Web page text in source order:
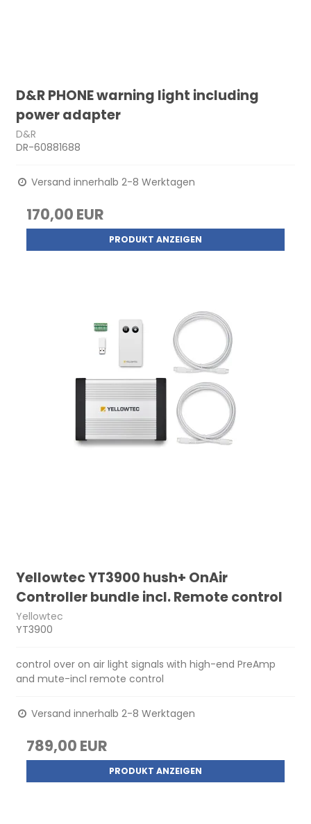
D&R PHONE warning light including
power adapter
D&R
DR-60881688
Versand innerhalb 2-8 Werktagen
170,00 EUR
PRODUKT ANZEIGEN
Yellowtec YT3900 hush+ OnAir
Controller bundle incl. Remote control
Yellowtec
YT3900
control over on air light signals with high-end PreAmp
and mute-incl remote control
Versand innerhalb 2-8 Werktagen
789,00 EUR
PRODUKT ANZEIGEN